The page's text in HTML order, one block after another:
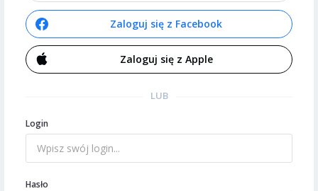
Zaloguj się z Facebook
Zaloguj się z Apple
LUB
Login
Hasło